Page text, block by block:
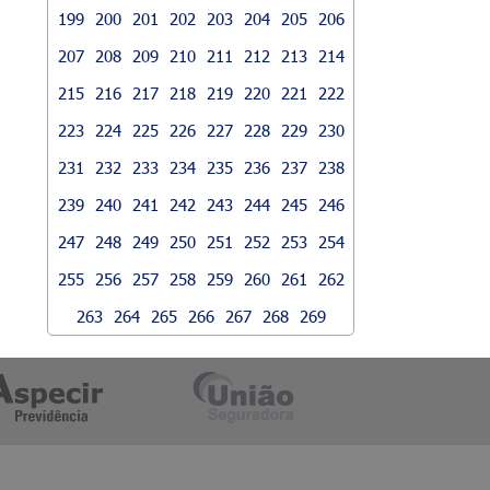
199
200 201 202 203 204 205
206
207
208 209 210 211 212 213
214
215
216 217 218 219 220 221
222
223
224 225 226 227 228 229
230
231
232 233 234 235 236 237
238
239
240 241 242 243 244 245
246
247
248 249 250 251 252 253
254
255
256 257 258 259 260 261
262
263
264 265 266 267 268 269